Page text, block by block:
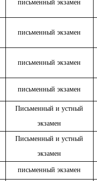
письменный экзамен
письменный экзамен
письменный экзамен
письменный экзамен
Письменный и устный
экзамен
Письменный и устный
экзамен
письменный экзамен